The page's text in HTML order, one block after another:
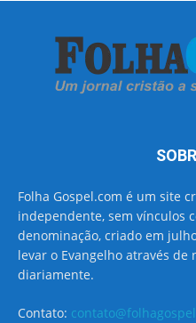
Folha Gospel.com é um site
independente, sem vínculos
denominação, criado em
levar o Evangelho através de
diariamente.
Contato: